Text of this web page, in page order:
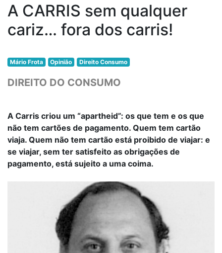
A CARRIS sem qualquer
cariz… fora dos carris!
Mário Frota Opinião Direito Consumo
DIREITO DO CONSUMO
A Carris criou um “apartheid”: os que tem e os que
não tem cartões de pagamento. Quem tem cartão
viaja. Quem não tem cartão está proibido de viajar: e
se viajar, sem ter satisfeito as obrigações de
pagamento, está sujeito a uma coima.